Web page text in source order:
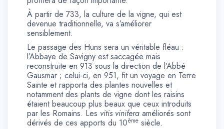
À partir de 733, la culture de la vigne, qui est
devenue traditionnelle, va s’améliorer
sensiblement.
Le passage des Huns sera un véritable fléau :
l’Abbaye de Savigny est saccagée mais
reconstruite en 913 sous la direction de l’Abbé
Gausmar ; celui-ci, en 951, fit un voyage en Terre
Sainte et rapporta des plantes nouvelles et
notamment des plants de vigne dont les raisins
étaient beaucoup plus beaux que ceux introduits
par les Romains. Les vitis vinifera améliorés sont
dérivés de ces apports du 10ème siècle.